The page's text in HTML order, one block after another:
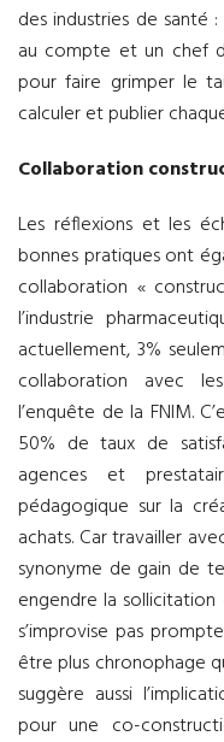
des industries de santé
au compte et un chef
pour faire grimper le
calculer et publier
Collaboration
Les réflexions et les
bonnes pratiques ont
collaboration «
l’industrie
actuellement, 3%
collaboration avec
l’enquête de la FNIM.
50% de taux de
agences et
pédagogique sur la
achats. Car travailler
synonyme de gain de
engendre la
s’improvise pas
être plus chronophage
suggère aussi
pour une co-